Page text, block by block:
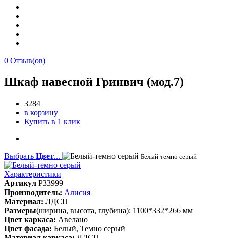
0 Отзыв(ов)
Шкаф навесной Гринвич (мод.7)
3284
в корзину
Купить в 1 клик
Выбрать Цвет... Белый-темно серый
Характеристики
Артикул P33999
Производитель: Алисия
Материал: ЛДСП
Размеры(ширина, высота, глубина): 1100*332*266 мм
Цвет каркаса: Авелано
Цвет фасада: Белый, Темно серый